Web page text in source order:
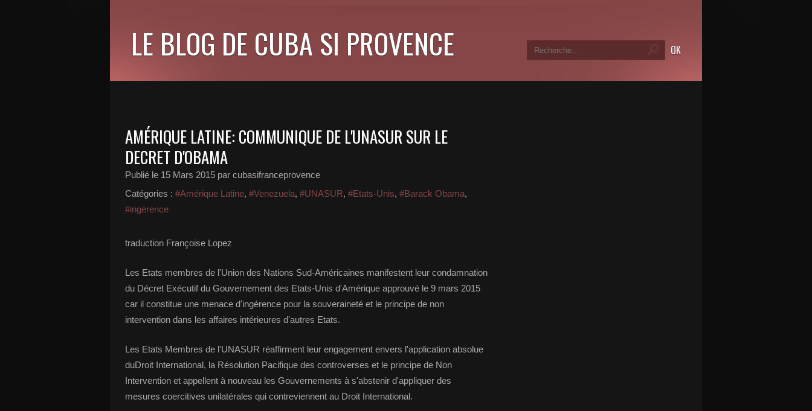
LE BLOG DE CUBA SI PROVENCE
AMÉRIQUE LATINE: COMMUNIQUE DE L'UNASUR SUR LE
DECRET D'OBAMA
Publié le 15 Mars 2015 par cubasifranceprovence
Catégories : #Amérique Latine, #Venezuela, #UNASUR, #Etats-Unis, #Barack Obama,
#ingérence
traduction Françoise Lopez
Les Etats membres de l'Union des Nations Sud-Américaines manifestent leur condamnation
du Décret Exécutif du Gouvernement des Etats-Unis d'Amérique approuvé le 9 mars 2015
car il constitue une menace d'ingérence pour la souveraineté et le principe de non
intervention dans les affaires intérieures d'autres Etats.
Les Etats Membres de l'UNASUR réaffirment leur engagement envers l'application absolue
duDroit International, la Résolution Pacifique des controverses et le principe de Non
Intervention et appellent à nouveau les Gouvernements à s'abstenir d'appliquer des
mesures coercitives unilatérales qui contreviennent au Droit International.